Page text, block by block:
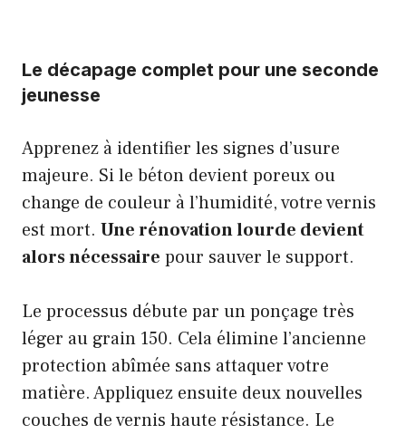
Le décapage complet pour une seconde
jeunesse
Apprenez à identifier les signes d’usure
majeure. Si le béton devient poreux ou
change de couleur à l’humidité, votre vernis
est mort. Une rénovation lourde devient
alors nécessaire pour sauver le support.
Le processus débute par un ponçage très
léger au grain 150. Cela élimine l’ancienne
protection abîmée sans attaquer votre
matière. Appliquez ensuite deux nouvelles
couches de vernis haute résistance. Le